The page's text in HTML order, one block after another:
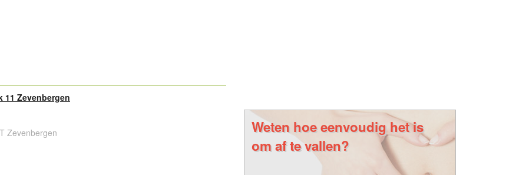
11 Zevenbergen
Zevenbergen
Weten hoe eenvoudig het is
om af te vallen?